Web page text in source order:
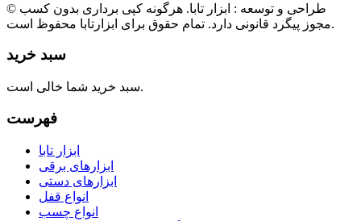
© طراحی و توسعه : ابزار تابا. هرگونه کپی برداری بدون کسب
مجوز پیگرد قانونی دارد. تمام حقوق برای ابزارتابا محفوظ است.
سبد خرید
سبد خرید شما خالی است.
فهرست
ابزار تابا
ابزارهای برقی
ابزارهای دستی
انواع قفل
انواع چسب